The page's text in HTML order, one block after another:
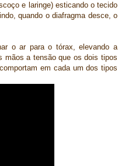
e laringe) esticando o tecido
quando o diafragma desce, o
o ar para o tórax, elevando a
mãos a tensão que os dois tipos
em cada um dos tipos